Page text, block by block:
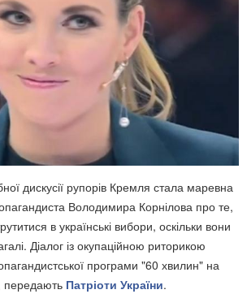
дискусії рупорів Кремля стала маревна
Володимира Корнілова про те,
в українські вибори, оскільки вони
Діалог із окупаційною риторикою
програми "60 хвилин" на
передають Патріоти України.